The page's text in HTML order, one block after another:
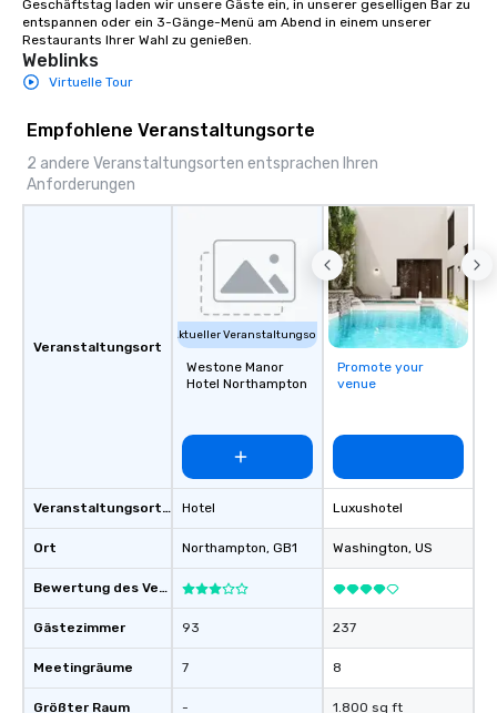
Geschäftstag laden wir unsere Gäste ein, in unserer geselligen Bar zu
entspannen oder ein 3-Gänge-Menü am Abend in einem unserer
Restaurants Ihrer Wahl zu genießen.
Weblinks
Virtuelle Tour
Empfohlene Veranstaltungsorte
2 andere Veranstaltungsorten entsprachen Ihren
Anforderungen
Veranstaltungsort
Veranstaltungsortstyp
Ort
Bewertung des Veranstaltungsortes
Gästezimmer
Meetingräume
Größter Raum
Aktueller Veranstaltungsort
Westone Manor
Hotel Northampton
Hotel
Northampton, GB1
93
7
-
Promote your
venue
Luxushotel
Washington, US
237
8
1.800 sq ft